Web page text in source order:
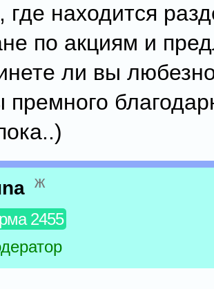
где находится
по акциям и
ли вы
ж
2455